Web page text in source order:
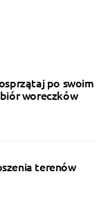
po swoim
woreczków
terenów